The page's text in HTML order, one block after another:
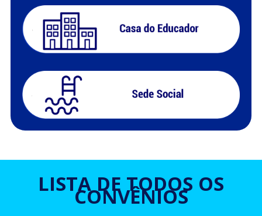
LISTA DE TODOS OS
CONVÊNIOS